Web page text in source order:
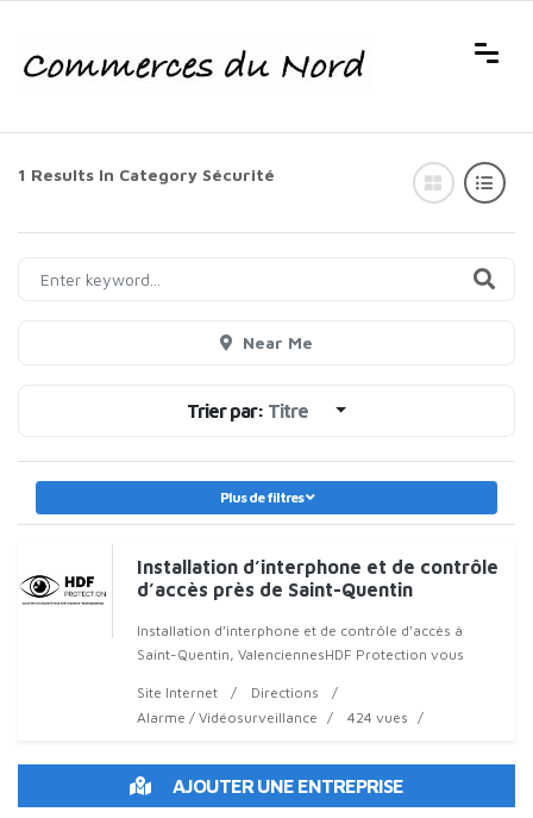
1 Results In Category Sécurité
Near Me
Trier par: Titre
Plus de filtres
Installation d’interphone et de contrôle
d’accès près de Saint-Quentin
Installation d’interphone et de contrôle d’accès à
Saint-Quentin, ValenciennesHDF Protection vous
intervenons da
Site Internet
Directions
Alarme / Vidéosurveillance
424 vues
AJOUTER UNE ENTREPRISE